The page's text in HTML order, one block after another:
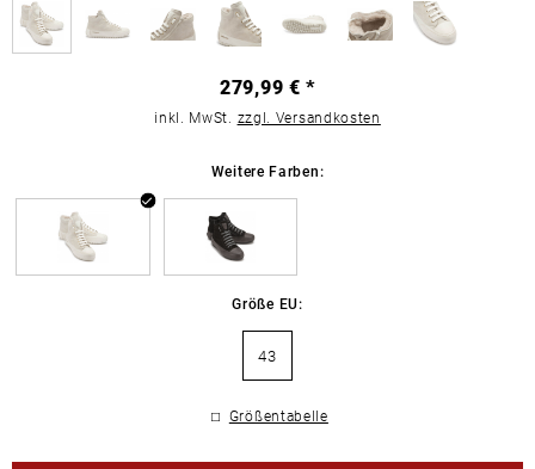
279,99 € *
inkl. MwSt. zzgl. Versandkosten
Weitere Farben:
Größe EU:
43
Größentabelle